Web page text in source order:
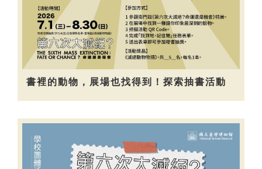
書裡的動物，展場也找得到！探索抽書活動